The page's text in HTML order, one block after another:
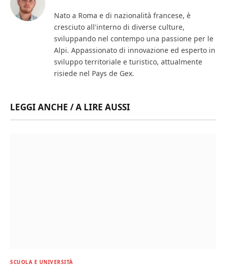
Nato a Roma e di nazionalità francese, è
cresciuto all'interno di diverse culture,
sviluppando nel contempo una passione per le
Alpi. Appassionato di innovazione ed esperto in
sviluppo territoriale e turistico, attualmente
risiede nel Pays de Gex.
LEGGI ANCHE / A LIRE AUSSI
SCUOLA E UNIVERSITÀ